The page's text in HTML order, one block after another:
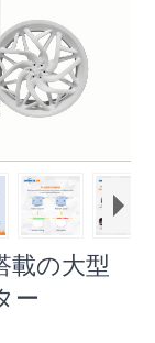
載の大型
ー